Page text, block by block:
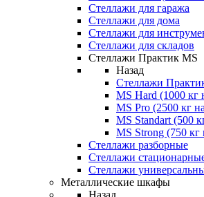
Стеллажи для гаража
Стеллажи для дома
Стеллажи для
Стеллажи для складов
Стеллажи Практик MS
Назад
Стеллажи
MS Hard (1000 кг
MS Pro (2500 кг
MS Standart (500
MS Strong (750
Стеллажи разборные
Стеллажи
Стеллажи
Металлические шкафы
Назад